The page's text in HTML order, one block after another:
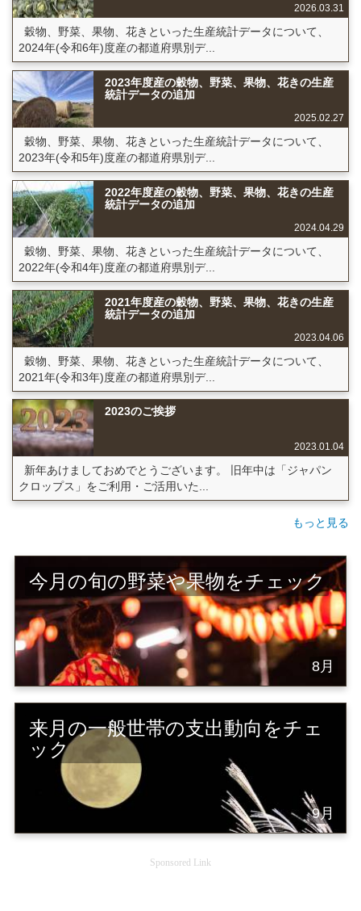
2026.03.31
穀物、野菜、果物、花きといった生産統計データについて、
2024年(令和6年)度産の都道府県別デ...
2023年度産の穀物、野菜、果物、花きの生産
統計データの追加
2025.02.27
穀物、野菜、果物、花きといった生産統計データについて、
2023年(令和5年)度産の都道府県別デ...
2022年度産の穀物、野菜、果物、花きの生産
統計データの追加
2024.04.29
穀物、野菜、果物、花きといった生産統計データについて、
2022年(令和4年)度産の都道府県別デ...
2021年度産の穀物、野菜、果物、花きの生産
統計データの追加
2023.04.06
穀物、野菜、果物、花きといった生産統計データについて、
2021年(令和3年)度産の都道府県別デ...
2023のご挨拶
2023.01.04
新年あけましておめでとうございます。 旧年中は「ジャパン
クロップス」をご利用・ご活用いた...
もっと見る
今月の旬の野菜や果物をチェック
8月
来月の一般世帯の支出動向をチェ
ック
9月
Sponsored Link